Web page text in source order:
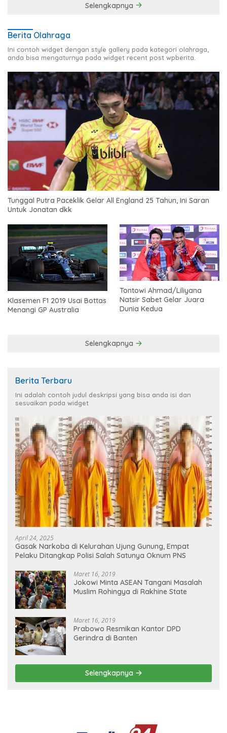
Selengkapnya
Berita Olahraga
Ini contoh widget dengan style gallery pada kategori olahraga,
anda bisa mengaturnya pada widget recent post wpberita.
Tunggal Putra Paceklik Gelar All England 25 Tahun, Ini Saran
Untuk Jonatan dkk
Klasemen F1 2019 Usai Bottas
Menangi GP Australia
Tontowi Ahmad/Liliyana
Natsir Sabet Gelar Juara
Dunia Kedua
Selengkapnya
Berita Terbaru
Ini adalah contoh judul deskripsi yang bisa anda isi dan
sesuaikan pada widget
April 24, 2025
Gasak Narkoba di Kelurahan Ujung Gunung, Empat
Pelaku Ditangkap Polisi Salah Satunya Oknum PNS
Maret 16, 2019
Jokowi Minta ASEAN Tangani Masalah
Muslim Rohingya di Rakhine State
Maret 16, 2019
Prabowo Resmikan Kantor DPD
Gerindra di Banten
Selengkapnya